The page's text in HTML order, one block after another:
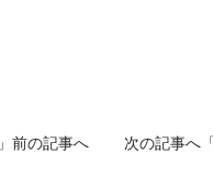
」前の記事へ 次の記事へ